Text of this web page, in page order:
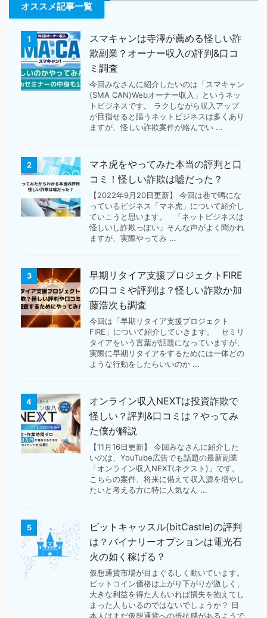
オススメ記事一覧
1
スマキャンは寺澤が薦める怪しい詐
欺副業？オーナー収入の評判&口コ
ミ調査
今回みなさんに紹介したいのは「スマキャン
(SMA CAN)Webオーナー収入」というネッ
トビジネスです。 ラクしながら収入アップ
が目指せると謳うネットビジネスは多くあり
ますが、怪しい詐欺案件が絡んでい ...
2
マネ虎をやってみた本当の評判と口
コミ！怪しい詐欺は嘘だった？
【2022年9月20日更新】 今回は巷で噂にな
っているビジネス「マネ虎」について紹介し
ていこうと思います。 「ネットビジネスは
怪しいし詐欺っぽい」そんな声がよく聞かれ
ますが、実際やってみ ...
3
早期リタイア支援プロジェクトFIRE
の口コミや評判は？怪しい詐欺か加
藤浩次も調査
今回は「早期リタイア支援プロジェクト
FIRE」について紹介していきます。 セミリ
タイアをいう言葉が話題になっていますが、
実際に早期リタイアをするためには一体どの
ような行動をしたらいいのか ...
4
オンライン収入NEXTは投資詐欺で
怪しい？評判&口コミは？やってみ
た僕が解説
【11月16日更新】 今回みなさんに紹介した
いのは、YouTube広告でも話題の最新副業
「オンライン収入NEXT(ネクスト)」です。
こちらの案件、将来に備えて収入源を増やし
たいと考える方に特に人気なん ...
5
ビットキャッスル(bitCastle)の評判
は？バイナリーオプションは電光石
火の如く稼げる？
仮想通貨市場が目まぐるしく動いています。
ビットコイン価格は上がり下がりが激しく、
大きな利益を得た人もいれば損失を抱えてし
まった人もいるのではないでしょうか？ 日
本人はまだ仮想通貨への抵抗感があるようで